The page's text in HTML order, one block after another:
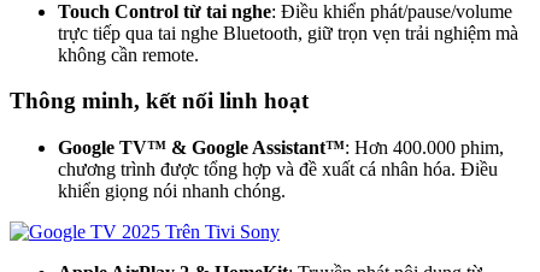
Touch Control từ tai nghe: Điều khiển phát/pause/volume
trực tiếp qua tai nghe Bluetooth, giữ trọn vẹn trải nghiệm mà
không cần remote​.
Thông minh, kết nối linh hoạt
Google TV™ & Google Assistant™: Hơn 400.000 phim,
chương trình được tổng hợp và đề xuất cá nhân hóa. Điều
khiển giọng nói nhanh chóng.